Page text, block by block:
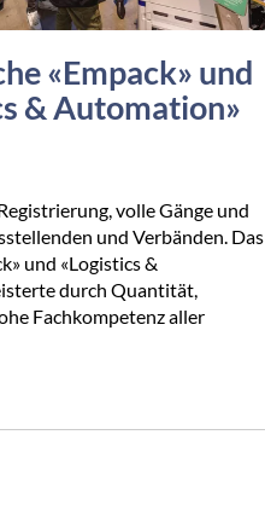
«Empack» und
& Automation»
volle Gänge und
und Verbänden. Das
und «Logistics &
durch Quantität,
Fachkompetenz aller